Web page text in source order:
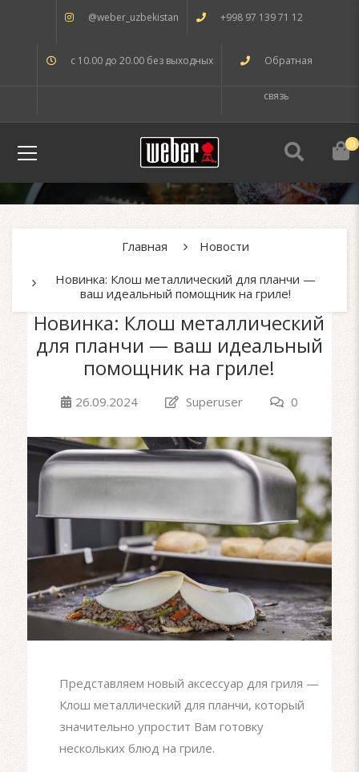
@weber_uzbekistan +998 97 139 71 12
с 10.00 до 20.00 без выходных Обратная
связь
0
Главная Новости
Новинка: Клош металлический для планчи —
ваш идеальный помощник на гриле!
Новинка: Клош металлический
для планчи — ваш идеальный
помощник на гриле!
26.09.2024 Superuser 0
Представляем новый аксессуар для гриля —
Клош металлический для планчи, который
значительно упростит Вам готовку
нескольких блюд на гриле.